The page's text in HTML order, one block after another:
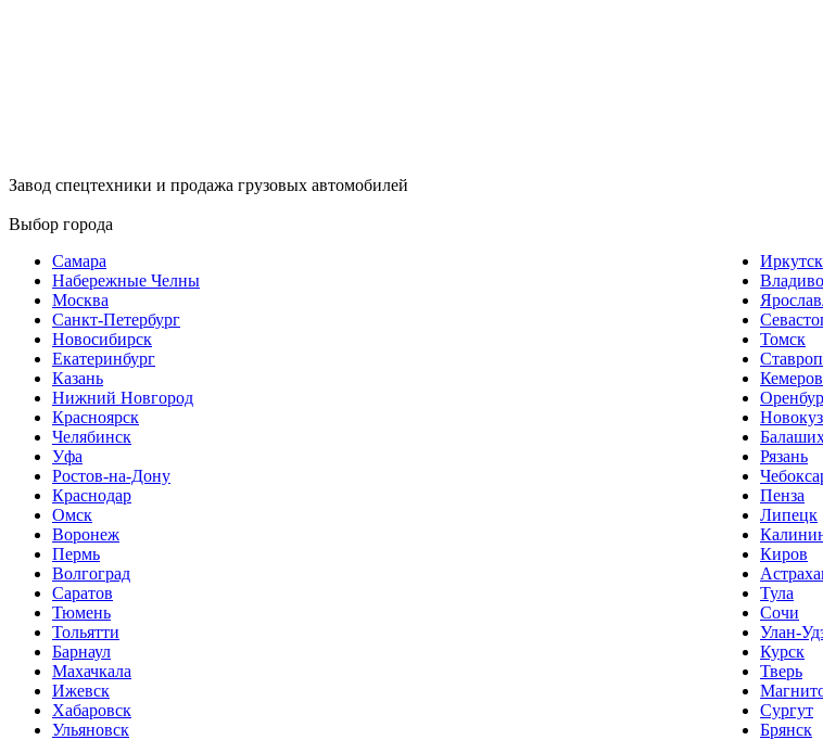
Завод спецтехники и продажа грузовых автомобилей
Выбор города
Самара
Набережные Челны
Москва
Санкт-Петербург
Новосибирск
Екатеринбург
Казань
Нижний Новгород
Красноярск
Челябинск
Уфа
Ростов-на-Дону
Краснодар
Омск
Воронеж
Пермь
Волгоград
Саратов
Тюмень
Тольятти
Барнаул
Махачкала
Ижевск
Хабаровск
Ульяновск
Иркутск
Томск
Рязань
Пенза
Липецк
Киров
Тула
Сочи
Улан-
Курск
Тверь
Сургут
Брянск